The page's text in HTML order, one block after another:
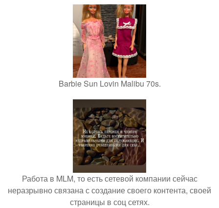
Barbie Sun Lovin Malibu 70s.
Работа в MLM, то есть сетевой компании сейчас
неразрывно связана с создание своего контента, своей
страницы в соц сетях.